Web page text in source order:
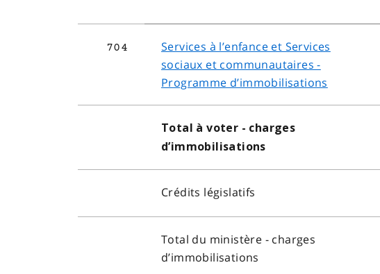
704
Services à l’enfance et Services
sociaux et communautaires -
Programme d’immobilisations
Total à voter - charges
d’immobilisations
Crédits législatifs
Total du ministère - charges
d’immobilisations